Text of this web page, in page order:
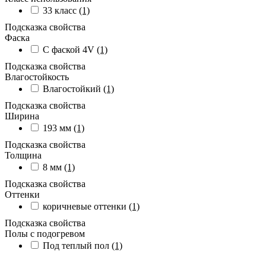
33 класс (1)
Подсказка свойства
Фаска
С фаской 4V (1)
Подсказка свойства
Влагостойкость
Влагостойкий (1)
Подсказка свойства
Ширина
193 мм (1)
Подсказка свойства
Толщина
8 мм (1)
Подсказка свойства
Оттенки
коричневые оттенки (1)
Подсказка свойства
Полы с подогревом
Под теплый пол (1)